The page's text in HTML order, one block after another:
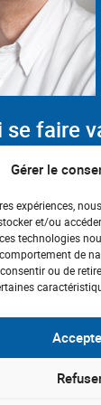
Gérer le
expériences,
et/ou
technologies
de
ou de
se faire
couverture
sommes
%.
nous ne
mesure où la
on pense
pas 5
est très